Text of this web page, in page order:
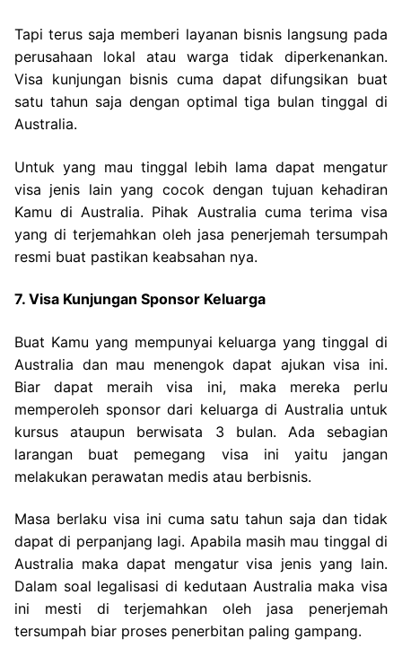
Tapi terus saja memberi layanan bisnis langsung pada
perusahaan lokal atau warga tidak diperkenankan.
Visa kunjungan bisnis cuma dapat difungsikan buat
satu tahun saja dengan optimal tiga bulan tinggal di
Australia.
Untuk yang mau tinggal lebih lama dapat mengatur
visa jenis lain yang cocok dengan tujuan kehadiran
Kamu di Australia. Pihak Australia cuma terima visa
yang di terjemahkan oleh jasa penerjemah tersumpah
resmi buat pastikan keabsahan nya.
7. Visa Kunjungan Sponsor Keluarga
Buat Kamu yang mempunyai keluarga yang tinggal di
Australia dan mau menengok dapat ajukan visa ini.
Biar dapat meraih visa ini, maka mereka perlu
memperoleh sponsor dari keluarga di Australia untuk
kursus ataupun berwisata 3 bulan. Ada sebagian
larangan buat pemegang visa ini yaitu jangan
melakukan perawatan medis atau berbisnis.
Masa berlaku visa ini cuma satu tahun saja dan tidak
dapat di perpanjang lagi. Apabila masih mau tinggal di
Australia maka dapat mengatur visa jenis yang lain.
Dalam soal legalisasi di kedutaan Australia maka visa
ini mesti di terjemahkan oleh jasa penerjemah
tersumpah biar proses penerbitan paling gampang.